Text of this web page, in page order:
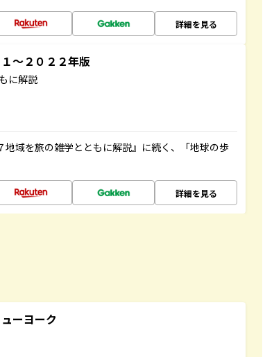
詳細を見る
～２０２２年版
に解説
域を旅の雑学とともに解説』に続く、「地球の歩
詳細を見る
ーヨーク